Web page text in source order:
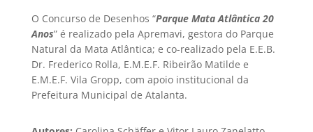
O Concurso de Desenhos “Parque Mata Atlântica 20
Anos” é realizado pela Apremavi, gestora do Parque
Natural da Mata Atlântica; e co-realizado pela E.E.B.
Dr. Frederico Rolla, E.M.E.F. Ribeirão Matilde e
E.M.E.F. Vila Gropp, com apoio institucional da
Prefeitura Municipal de Atalanta.